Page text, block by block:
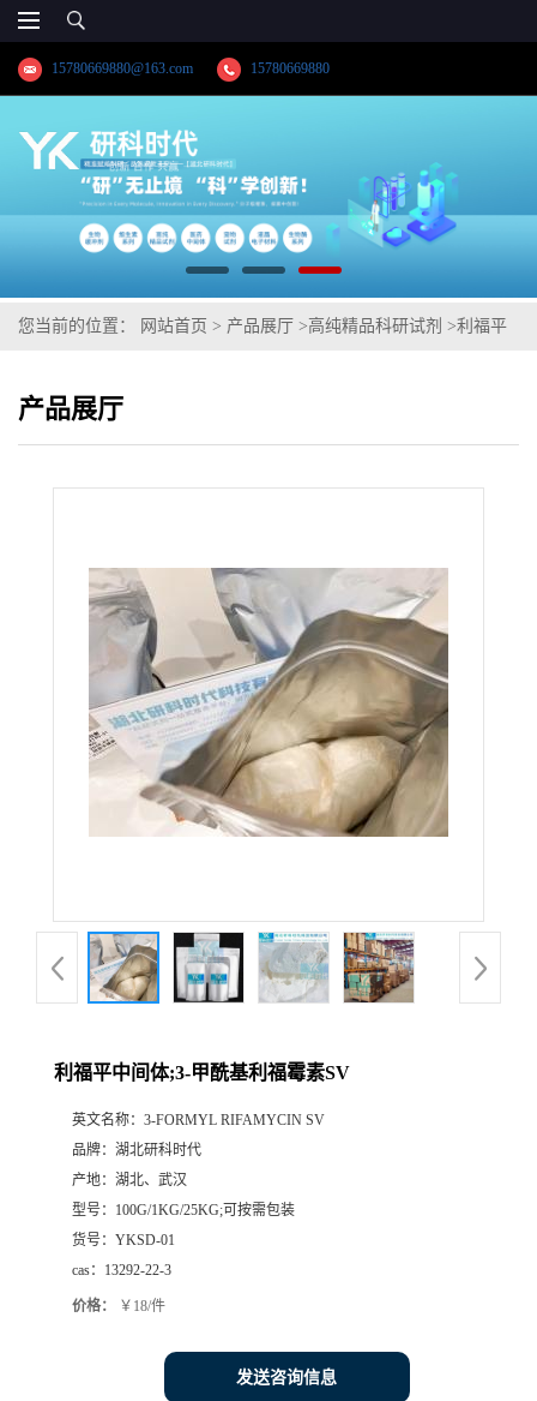
15780669880@163.com 15780669880
您当前的位置： 网站首页 > 产品展厅 >高纯精品科研试剂 >利福平
产品展厅
利福平中间体;3-甲酰基利福霉素SV
英文名称： 3-FORMYL RIFAMYCIN SV
品牌： 湖北研科时代
产地： 湖北、武汉
型号： 100G/1KG/25KG;可按需包装
货号： YKSD-01
cas： 13292-22-3
价格： ￥18/件
发送咨询信息